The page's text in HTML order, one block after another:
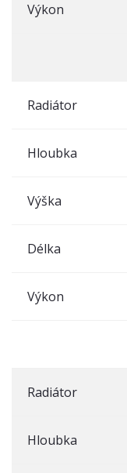
Výkon
Radiátor
Hloubka
Výška
Délka
Výkon
Radiátor
Hloubka